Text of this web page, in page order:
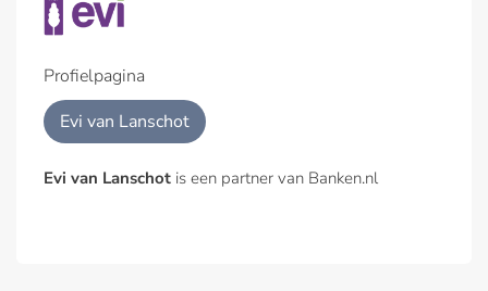
Profielpagina
Evi van Lanschot
Evi van Lanschot is een partner van Banken.nl